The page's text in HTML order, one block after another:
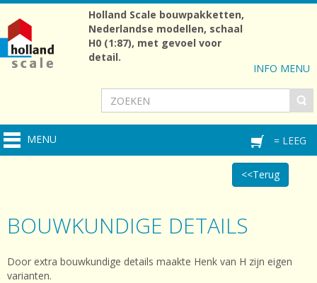
INFO MENU
Holland Scale bouwpakketten,
Nederlandse modellen, schaal
H0 (1:87), met gevoel voor
detail.
MENU = LEEG
<<Terug
BOUWKUNDIGE DETAILS
Door extra bouwkundige details maakte Henk van H zijn eigen
varianten.